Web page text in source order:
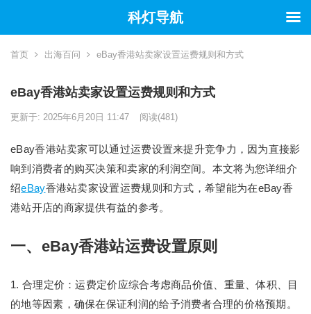
首页 出海百问 eBay香港站卖家设置运费规则和方式
eBay香港站卖家设置运费规则和方式
更新于: 2025年6月20日 11:47 阅读(481)
eBay香港站卖家可以通过运费设置来提升竞争力，因为直接影
响到消费者的购买决策和卖家的利润空间。本文将为您详细介
绍eBay香港站卖家设置运费规则和方式，希望能为在eBay香
港站开店的商家提供有益的参考。
一、eBay香港站运费设置原则
1. 合理定价：运费定价应综合考虑商品价值、重量、体积、目
的地等因素，确保在保证利润的给予消费者合理的价格预期。
科灯导航